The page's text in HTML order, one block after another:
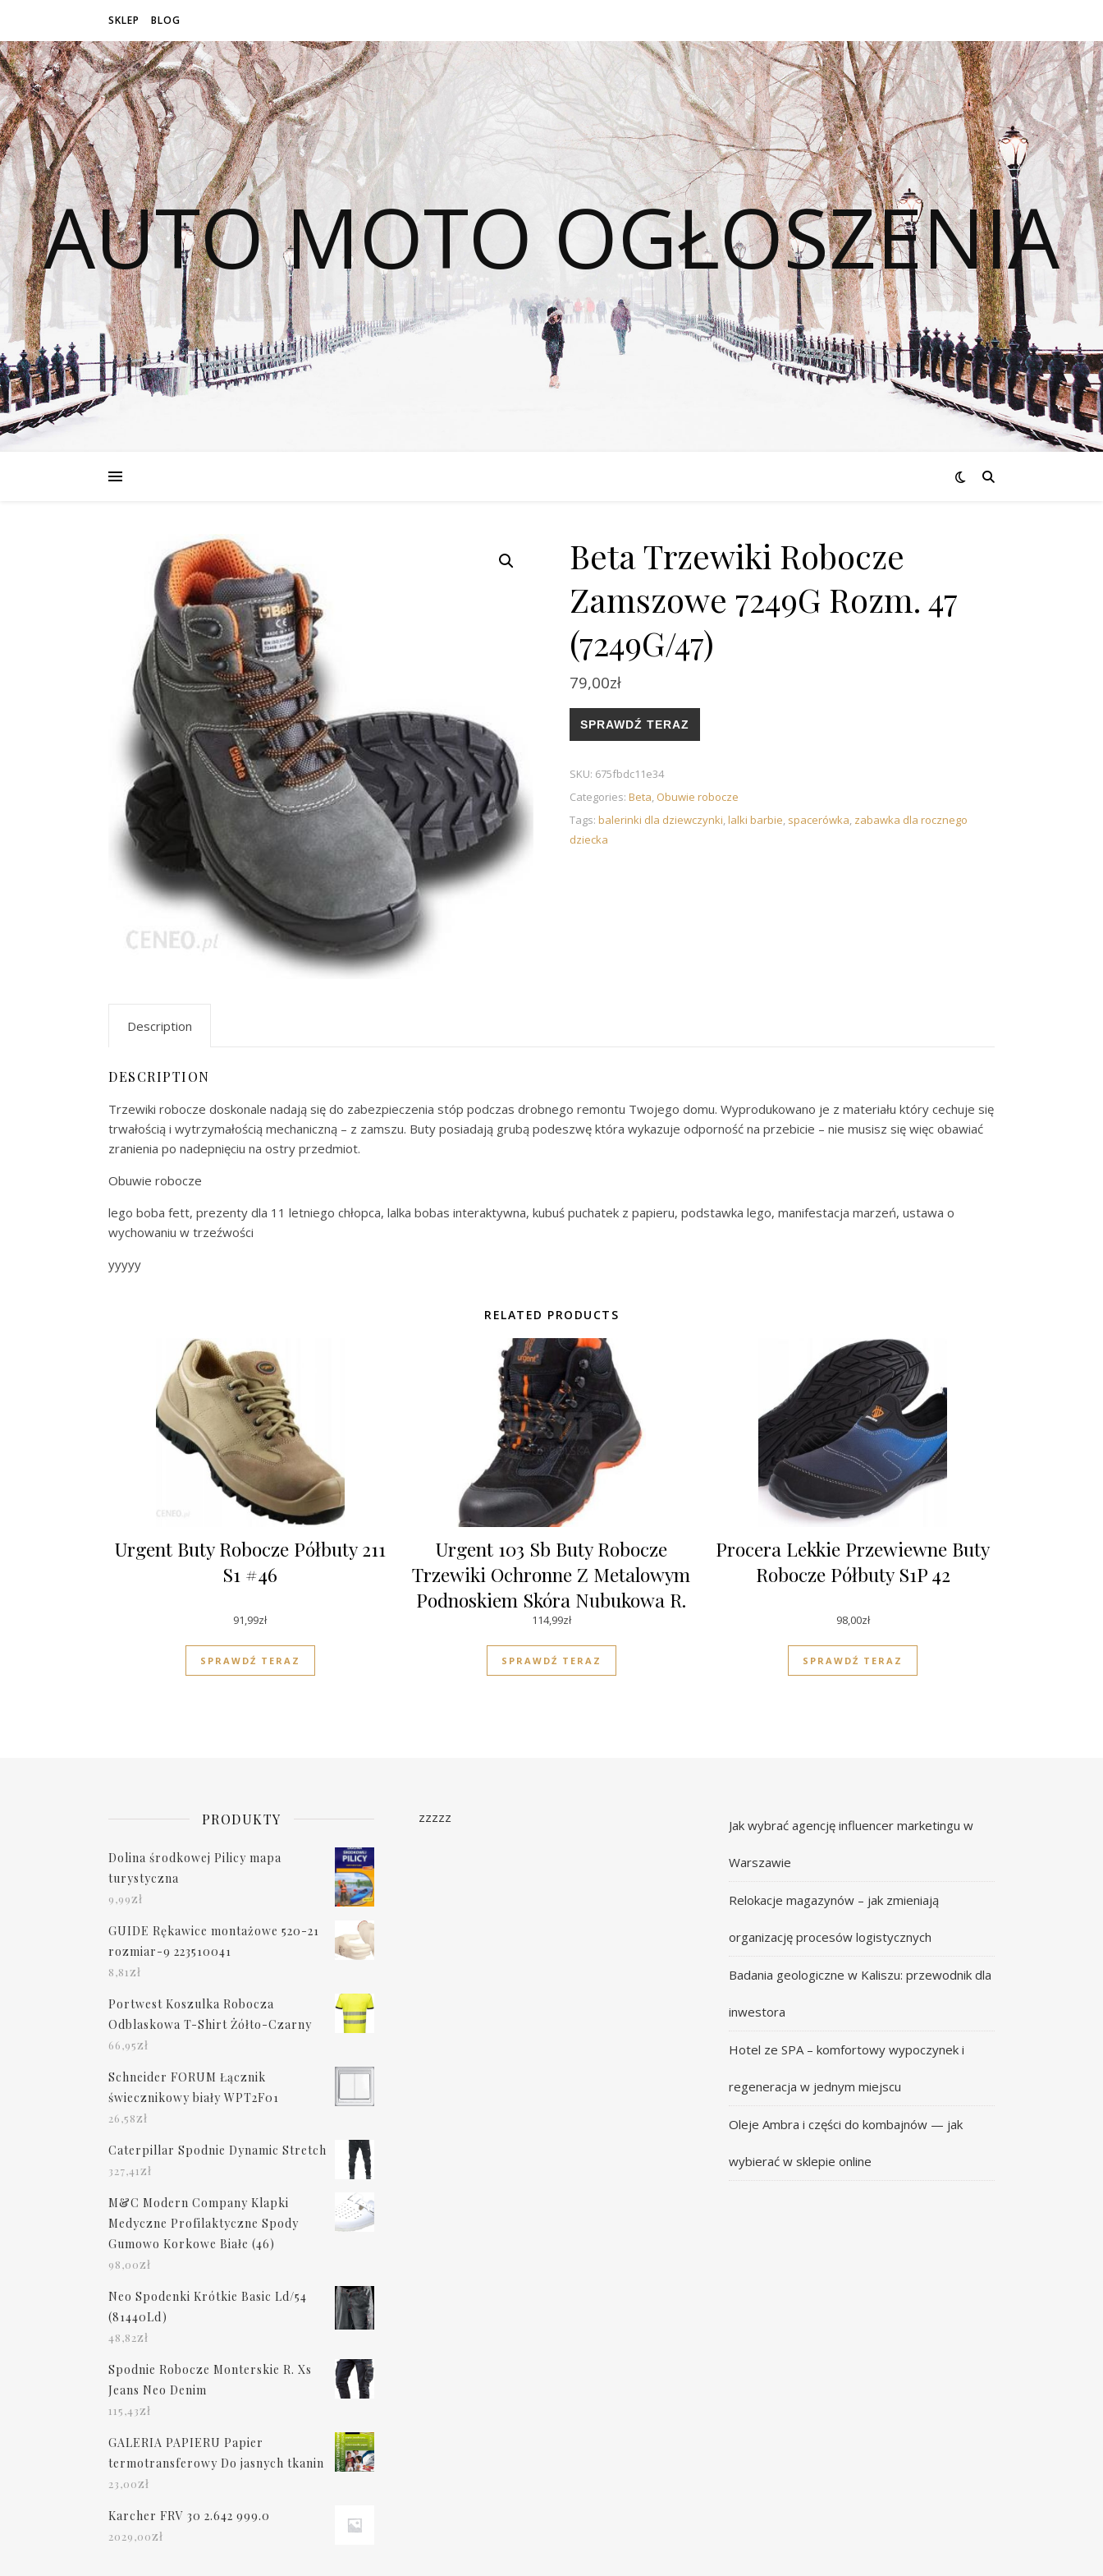
SKLEP BLOG
AUTO MOTO OGŁOSZENIA
Beta Trzewiki Robocze
Zamszowe 7249G Rozm. 47
(7249G/47)
79,00zł
SPRAWDŹ TERAZ
SKU: 675fbdc11e34
Categories: Beta, Obuwie robocze
Tags: balerinki dla dziewczynki,lalki barbie, spacerówka, zabawka dla rocznego
dziecka
Description
DESCRIPTION
Trzewiki robocze doskonale nadają się do zabezpieczenia stóp podczas drobnego remontu Twojego domu. Wyprodukowano je z materiału który cechuje się
trwałością i wytrzymałością mechaniczną – z zamszu. Buty posiadają grubą podeszwę która wykazuje odporność na przebicie – nie musisz się więc obawiać
zranienia po nadepnięciu na ostry przedmiot.
Obuwie robocze
lego boba fett, prezenty dla 11 letniego chłopca, lalka bobas interaktywna, kubuś puchatek z papieru, podstawka lego, manifestacja marzeń, ustawa o
wychowaniu w trzeźwości
yyyyy
RELATED PRODUCTS
Urgent Buty Robocze Półbuty 211
S1 #46
91,99zł
SPRAWDŹ TERAZ
Urgent 103 Sb Buty Robocze
Trzewiki Ochronne Z Metalowym
Podnoskiem Skóra Nubukowa R.
39
114,99zł
SPRAWDŹ TERAZ
Procera Lekkie Przewiewne Buty
Robocze Półbuty S1P 42
98,00zł
SPRAWDŹ TERAZ
PRODUKTY
Dolina środkowej Pilicy mapa
turystyczna
9,99zł
GUIDE Rękawice montażowe 520-21
rozmiar-9 223510041
8,81zł
Portwest Koszulka Robocza
Odblaskowa T-Shirt Żółto-Czarny
66,95zł
Schneider FORUM Łącznik
świecznikowy biały WPT2F01
26,58zł
Caterpillar Spodnie Dynamic Stretch
327,41zł
M&C Modern Company Klapki
Medyczne Profilaktyczne Spody
Gumowo Korkowe Białe (46)
98,00zł
Neo Spodenki Krótkie Basic Ld/54
(81440Ld)
48,82zł
Spodnie Robocze Monterskie R. Xs
Jeans Neo Denim
115,43zł
GALERIA PAPIERU Papier
termotransferowy Do jasnych tkanin
23,00zł
Karcher FRV 30 2.642 999.0
2029,00zł
zzzzz Jak wybrać agencję influencer marketingu w
Warszawie
Relokacje magazynów – jak zmieniają
organizację procesów logistycznych
Badania geologiczne w Kaliszu: przewodnik dla
inwestora
Hotel ze SPA – komfortowy wypoczynek i
regeneracja w jednym miejscu
Oleje Ambra i części do kombajnów — jak
wybierać w sklepie online